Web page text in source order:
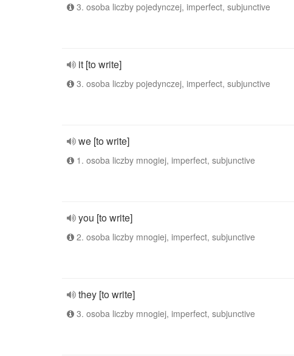
3. osoba liczby pojedynczej, imperfect, subjunctive
it [to write]
3. osoba liczby pojedynczej, imperfect, subjunctive
we [to write]
1. osoba liczby mnogiej, imperfect, subjunctive
you [to write]
2. osoba liczby mnogiej, imperfect, subjunctive
they [to write]
3. osoba liczby mnogiej, imperfect, subjunctive